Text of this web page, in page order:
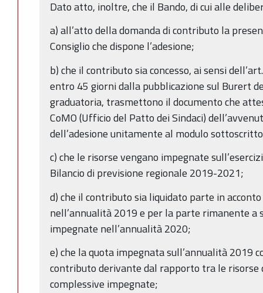
Dato atto, inoltre, che il Bando, di cui alle
a) all’atto della domanda di contributo la
Consiglio che dispone l’adesione;
b) che il contributo sia concesso, ai sensi
entro 45 giorni dalla pubblicazione sul Burert
graduatoria, trasmettono il documento che
CoMO (Ufficio del Patto dei Sindaci)
dell’adesione unitamente al modulo
c) che le risorse vengano impegnate
Bilancio di previsione regionale 2019-2021;
d) che il contributo sia liquidato parte in
nell’annualità 2019 e per la parte rimanente a
impegnate nell’annualità 2020;
e) che la quota impegnata sull’annualità 2019
contributo derivante dal rapporto tra le risorse
complessive impegnate;